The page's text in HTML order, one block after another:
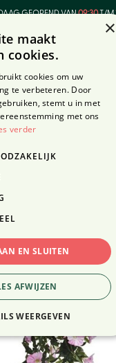
GEOPEND VAN09:30T/M
Hangpetunia
×
maakt
cookies.
cookies om uw
te verbeteren. Door
stemt u in met
met ons
verder
EN SLUITEN
AFWIJZEN
WEERGEVEN